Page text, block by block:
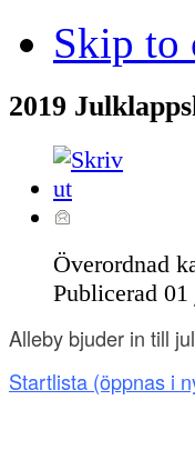
Skip to
2019
Överordnad
Publicerad 01
Alleby bjuder in till
Startlista (öppnas i